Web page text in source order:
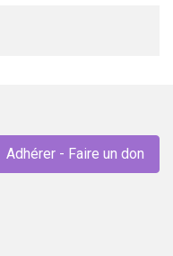
Adhérer - Faire un don